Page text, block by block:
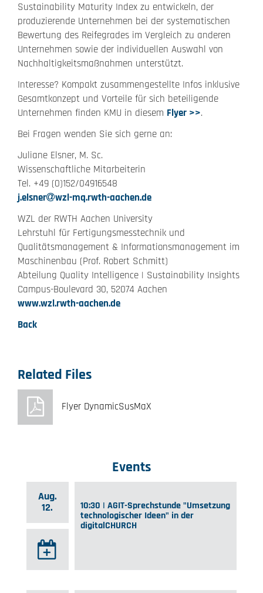
Sustainability Maturity Index zu entwickeln, der
produzierende Unternehmen bei der systematischen
Bewertung des Reifegrades im Vergleich zu anderen
Unternehmen sowie der individuellen Auswahl von
Nachhaltigkeitsmaßnahmen unterstützt.
Interesse? Kompakt zusammengestellte Infos inklusive
Gesamtkonzept und Vorteile für sich beteiligende
Unternehmen finden KMU in diesem Flyer >>.
Bei Fragen wenden Sie sich gerne an:
Juliane Elsner, M. Sc.
Wissenschaftliche Mitarbeiterin
Tel. +49 (0)152/04916548
j.elsner
wzl-mq.rwth-aachen.de
WZL der RWTH Aachen University
Lehrstuhl für Fertigungsmesstechnik und
Qualitätsmanagement & Informationsmanagement im
Maschinenbau (Prof. Robert Schmitt)
Abteilung Quality Intelligence | Sustainability Insights
Campus-Boulevard 30, 52074 Aachen
www.wzl.rwth-aachen.de
Back
Related Files
Flyer DynamicSusMaX
Events
Aug.
12.
10:30 | AGIT-Sprechstunde "Umsetzung
technologischer Ideen" in der
digitalCHURCH